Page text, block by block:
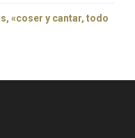
«coser y cantar, todo